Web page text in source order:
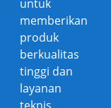
untuk
memberikan
produk
berkualitas
tinggi dan
layanan